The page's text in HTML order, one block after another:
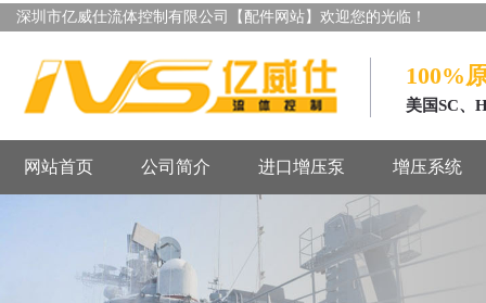
深圳市亿威仕流体控制有限公司【配件网站】欢迎您的光临！
100%
美国SC、
网站首页 公司简介 进口增压泵 增压系统